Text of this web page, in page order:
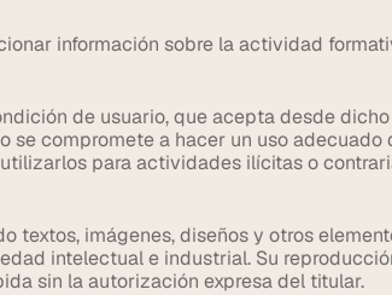
información sobre la actividad
de usuario, que acepta desde
se compromete a hacer un uso adecuado
para actividades ilícitas o
textos, imágenes, diseños y otros
intelectual e industrial. Su
sin la autorización expresa del titular.